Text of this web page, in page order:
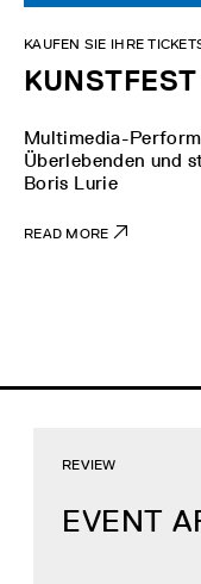
KAUFEN SIE IHRE
Multimedia-
Überlebenden und
Boris Lurie
READ MORE
EVENT
REVIEW